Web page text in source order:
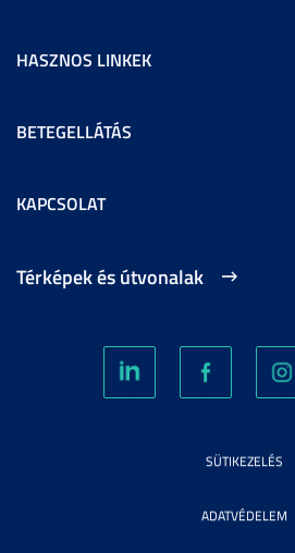
HASZNOS LINKEK
BETEGELLÁTÁS
KAPCSOLAT
Térképek és útvonalak
SÜTIKEZELÉS
ADATVÉDELEM